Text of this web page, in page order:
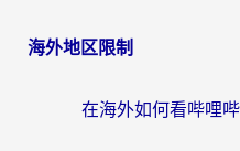
海外地区限制